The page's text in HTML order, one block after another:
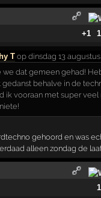
+1
T op dinsdag 13 augustus
we dat gemeen gehad!
behalve in de
ik vooraan met super
gehoord en was
alleen zondag de